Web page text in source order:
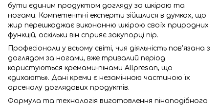
бути єдиним продуктом догляду за шкірою та
ногами. Компетентні експерти зійшлися в думках, що
жир перешкоджає виконанню шкірою своїх природних
функцій, оскільки він сприяє закупорці пір.
Професіонали у всьому світі, чия діяльність пов'язана з
доглядом за ногами, вже тривалий період
користуються кремами-пінами Allpresan, що
«дихають». Дані креми є незамінною частиною їх
арсеналу доглядових продуктів.
Формула та технологія виготовлення піноподібного